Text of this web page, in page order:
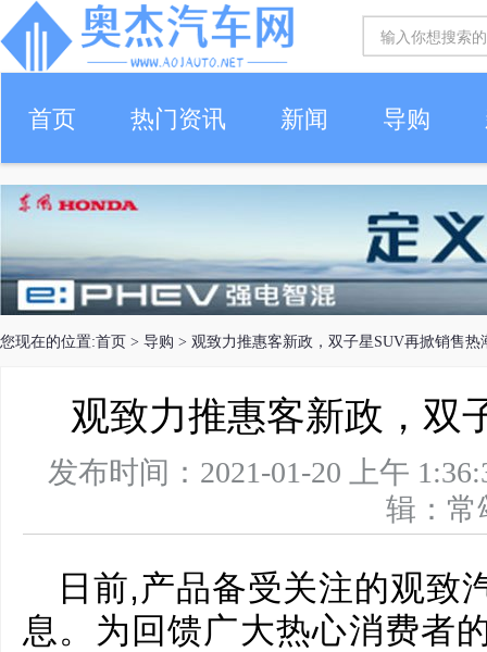
首页 热门资讯 新闻 导购
您现在的位置:首页 > 导购 > 观致力推惠客新政，双子星SUV再掀销售热
观致力推惠客新政，双
发布时间：2021-01-20 上午
辑：
日前,产品备受关注的观致
息。为回馈广大热心消费者